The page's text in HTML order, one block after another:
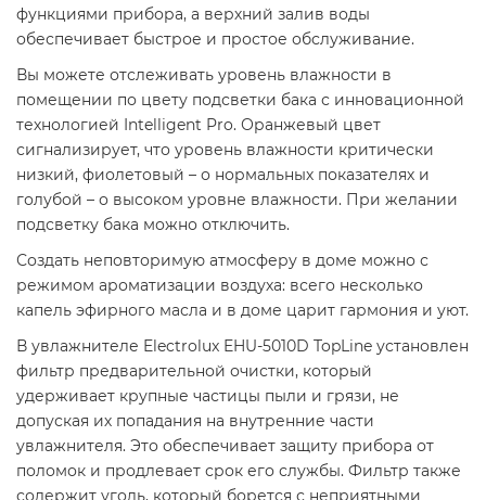
функциями прибора, а верхний залив воды
обеспечивает быстрое и простое обслуживание.
Вы можете отслеживать уровень влажности в
помещении по цвету подсветки бака с инновационной
технологией Intelligent Pro. Оранжевый цвет
сигнализирует, что уровень влажности критически
низкий, фиолетовый – о нормальных показателях и
голубой – о высоком уровне влажности. При желании
подсветку бака можно отключить.
Создать неповторимую атмосферу в доме можно с
режимом ароматизации воздуха: всего несколько
капель эфирного масла и в доме царит гармония и уют.
В увлажнителе Electrolux EHU-5010D TopLine установлен
фильтр предварительной очистки, который
удерживает крупные частицы пыли и грязи, не
допуская их попадания на внутренние части
увлажнителя. Это обеспечивает защиту прибора от
поломок и продлевает срок его службы. Фильтр также
содержит уголь, который борется с неприятными